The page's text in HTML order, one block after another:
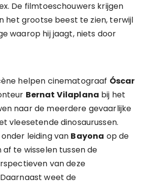
De filmtoeschouwers krijgen
het grootse beest te zien, terwijl
waarop hij jaagt, niets door
helpen cinematograaf Óscar
Bernat Vilaplana bij het
naar de meerdere gevaarlijke
vleesetende dinosaurussen.
leiding van Bayona op de
te wisselen tussen de
van deze
weet de